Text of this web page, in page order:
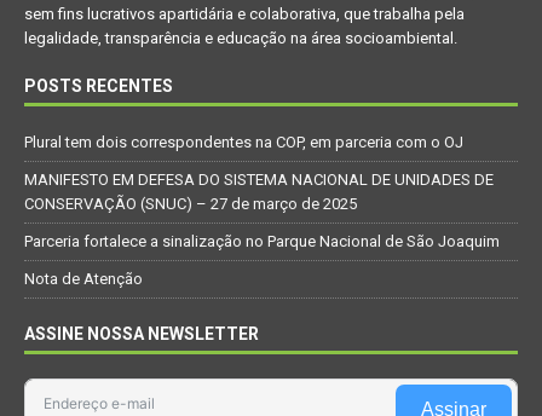
sem fins lucrativos apartidária e colaborativa, que trabalha pela
legalidade, transparência e educação na área socioambiental.
POSTS RECENTES
Plural tem dois correspondentes na COP, em parceria com o OJ
MANIFESTO EM DEFESA DO SISTEMA NACIONAL DE UNIDADES DE
CONSERVAÇÃO (SNUC) – 27 de março de 2025
Parceria fortalece a sinalização no Parque Nacional de São Joaquim
Nota de Atenção
ASSINE NOSSA NEWSLETTER
Assinar